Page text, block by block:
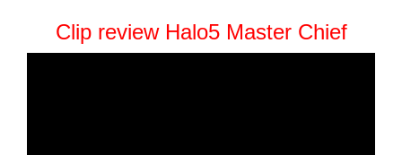
Clip review Halo5 Master Chief